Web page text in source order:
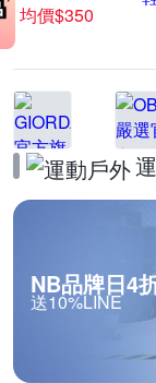
均價$350
NB品牌日4
送10%LINE